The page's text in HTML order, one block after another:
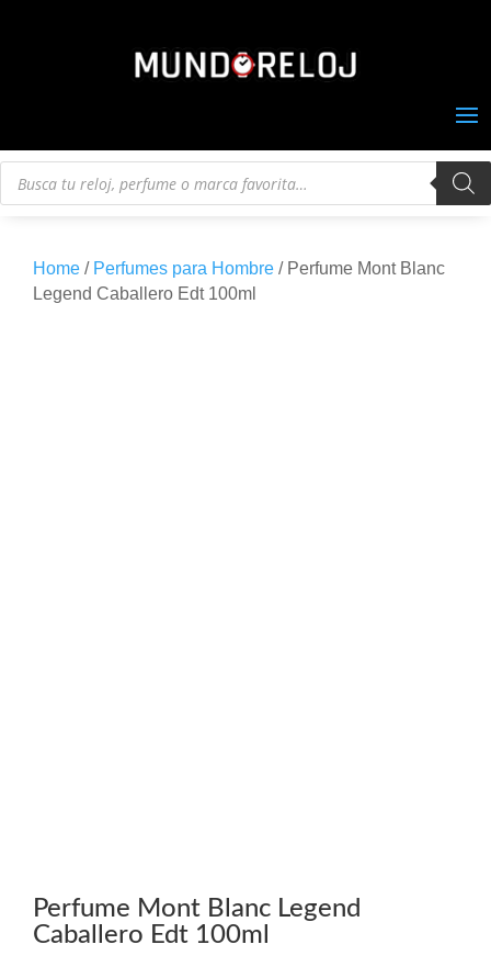
Búsqueda
Home / Perfumes para Hombre / Perfume Mont Blanc
Legend Caballero Edt 100ml
Perfume Mont Blanc Legend
Caballero Edt 100ml